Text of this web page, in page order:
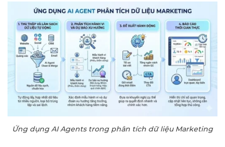
Ứng dụng AI Agents trong phân tích dữ liệu Marketing